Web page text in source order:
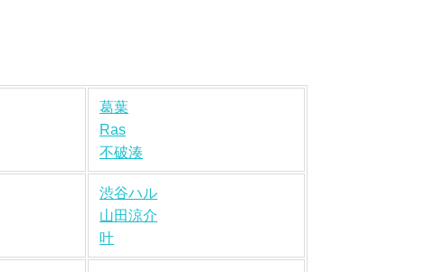
葛葉
Ras
不破湊
渋谷ハル
山田涼介
叶